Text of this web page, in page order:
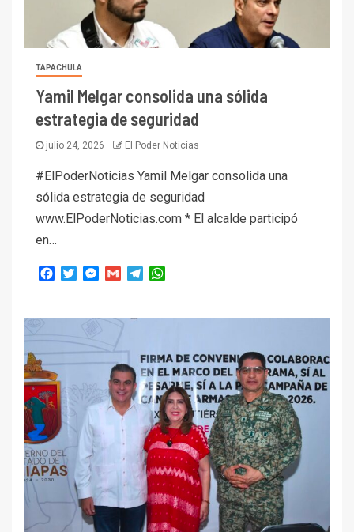
TAPACHULA
Yamil Melgar consolida una sólida
estrategia de seguridad
julio 24, 2026 El Poder Noticias
#ElPoderNoticias Yamil Melgar consolida una
sólida estrategia de seguridad
www.ElPoderNoticias.com * El alcalde participó
en…
Facebook
TwitterMessenger
Gmail Telegram